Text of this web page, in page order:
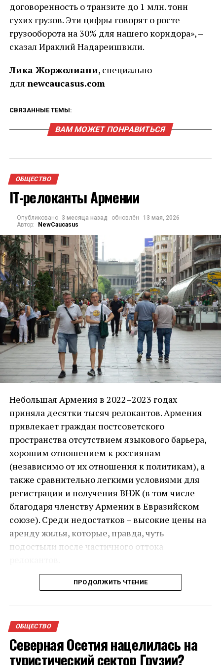
договоренность о транзите до 1 млн. тонн
сухих грузов. Эти цифры говорят о росте
грузооборота на 30% для нашего коридора», –
сказал Ираклий Надареишвили.
Лика Жоржолиани, специально
для newcaucasus.com
СВЯЗАННЫЕ ТЕМЫ:
ВАМ МОЖЕТ ПОНРАВИТЬСЯ
ОБЩЕСТВО
IT-релоканты Армении
Опубликовано 3 месяца назад обновлён
13 мая, 2026
Автор:
NewCaucasus
Небольшая Армения в 2022–2023 годах
приняла десятки тысяч релокантов. Армения
привлекает граждан постсоветского
пространства отсутствием языкового барьера,
хорошим отношением к россиянам
(независимо от их отношения к политикам), а
также сравнительно легкими условиями для
регистрации и получения ВНЖ (в том числе
благодаря членству Армении в Евразийском
союзе). Среди недостатков – высокие цены на
аренду жилья, которые, правда, чуть
подостыли после частичного оттока
Поговорим о том, уезжают или остаются
вливают денег в экономику страны работники
Adobe, Nvidia и других компаний, которые
2022–2023 годах в Армению приехали тысячи
ПРОДОЛЖИТЬ ЧТЕНИЕ
ОБЩЕСТВО
Северная Осетия нацелилась на
туристический сектор Грузии?